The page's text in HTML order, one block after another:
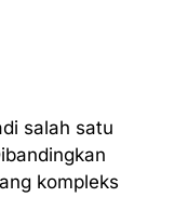
salah satu
kompleks